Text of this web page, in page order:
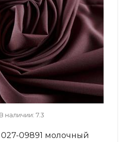
В наличии: 7.3
09891 молочный